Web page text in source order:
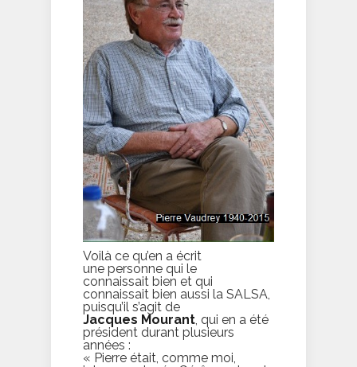
Voilà ce qu’en a écrit
une personne qui le
connaissait bien et qui
connaissait bien aussi la SALSA,
puisqu’il s’agit de
Jacques Mourant, qui en a été
président durant plusieurs
années :
« Pierre était, comme moi,